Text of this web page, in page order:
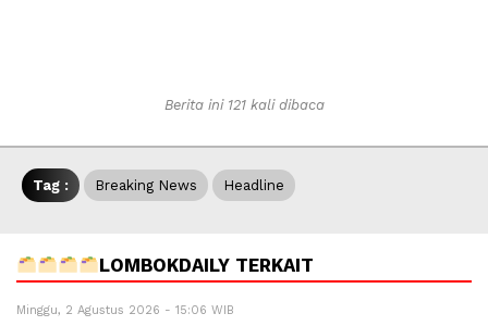
Berita ini 121 kali dibaca
Tag : Breaking News Headline
LOMBOKDAILY TERKAIT
Minggu, 2 Agustus 2026 - 15:06 WIB